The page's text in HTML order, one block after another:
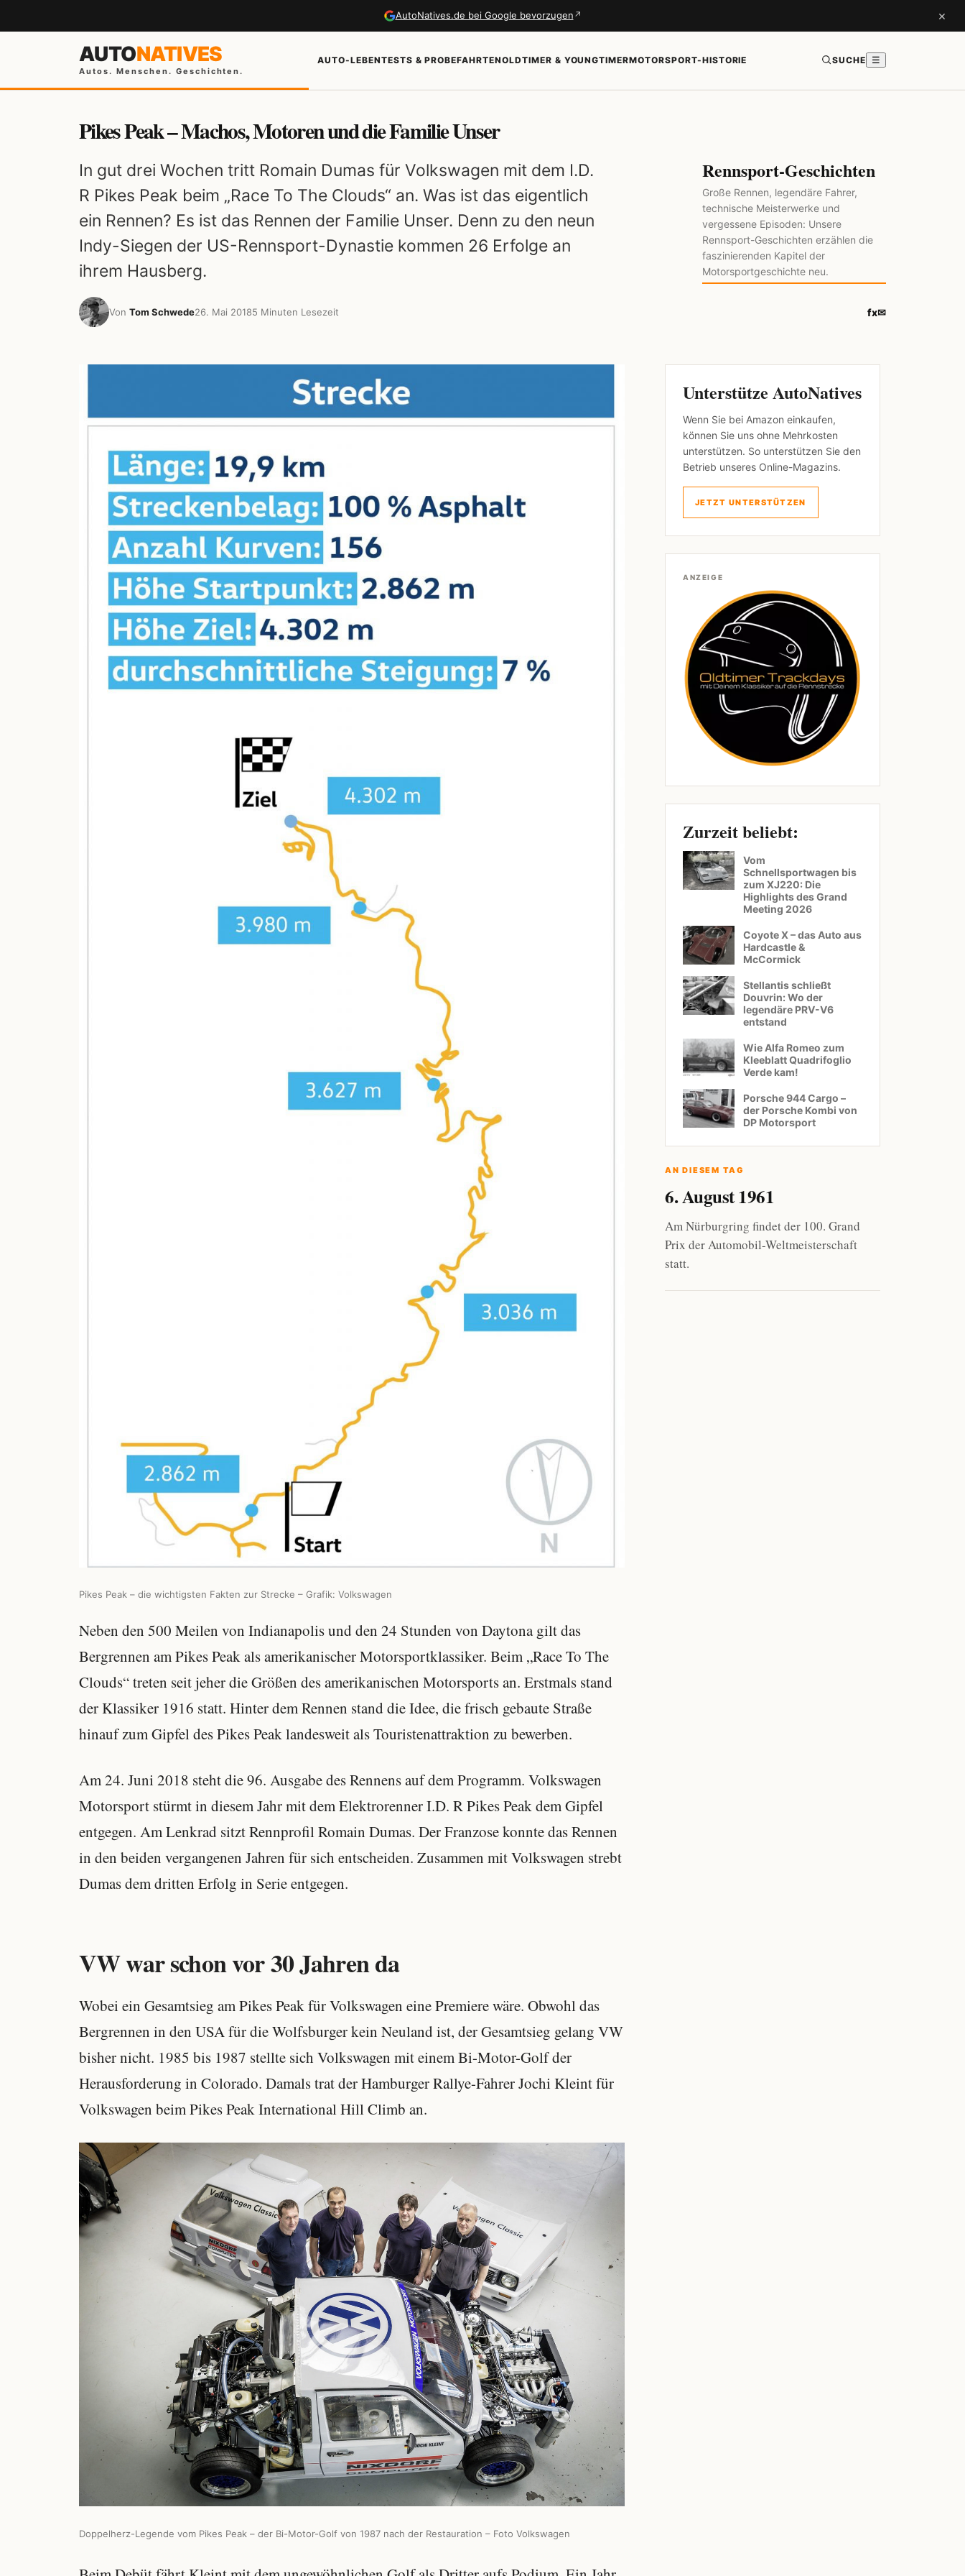
AutoNatives.de bei Google bevorzugen ↗ ×
AUTONATIVES
Autos. Menschen. Geschichten.
AUTO-LEBENTESTS & PROBEFAHRTENOLDTIMER & YOUNGTIMERMOTORSPORT-HISTORIE SUCHE ☰
Pikes Peak – Machos, Motoren und die Familie Unser
In gut drei Wochen tritt Romain Dumas für Volkswagen mit dem I.D.
R Pikes Peak beim „Race To The Clouds“ an. Was ist das eigentlich
ein Rennen? Es ist das Rennen der Familie Unser. Denn zu den neun
Indy-Siegen der US-Rennsport-Dynastie kommen 26 Erfolge an
ihrem Hausberg.
Rennsport-Geschichten
Große Rennen, legendäre Fahrer,
technische Meisterwerke und
vergessene Episoden: Unsere
Rennsport-Geschichten erzählen die
faszinierenden Kapitel der
Motorsportgeschichte neu.
Von Tom Schwede26. Mai 20185 Minuten Lesezeit fx✉
Pikes Peak – die wichtigsten Fakten zur Strecke – Grafik: Volkswagen
Neben den 500 Meilen von Indianapolis und den 24 Stunden von Daytona gilt das
Bergrennen am Pikes Peak als amerikanischer Motorsportklassiker. Beim „Race To The
Clouds“ treten seit jeher die Größen des amerikanischen Motorsports an. Erstmals stand
der Klassiker 1916 statt. Hinter dem Rennen stand die Idee, die frisch gebaute Straße
hinauf zum Gipfel des Pikes Peak landesweit als Touristenattraktion zu bewerben.
Am 24. Juni 2018 steht die 96. Ausgabe des Rennens auf dem Programm. Volkswagen
Motorsport stürmt in diesem Jahr mit dem Elektrorenner I.D. R Pikes Peak dem Gipfel
entgegen. Am Lenkrad sitzt Rennprofil Romain Dumas. Der Franzose konnte das Rennen
in den beiden vergangenen Jahren für sich entscheiden. Zusammen mit Volkswagen strebt
Dumas dem dritten Erfolg in Serie entgegen.
VW war schon vor 30 Jahren da
Wobei ein Gesamtsieg am Pikes Peak für Volkswagen eine Premiere wäre. Obwohl das
Bergrennen in den USA für die Wolfsburger kein Neuland ist, der Gesamtsieg gelang VW
bisher nicht. 1985 bis 1987 stellte sich Volkswagen mit einem Bi-Motor-Golf der
Herausforderung in Colorado. Damals trat der Hamburger Rallye-Fahrer Jochi Kleint für
Volkswagen beim Pikes Peak International Hill Climb an.
Doppelherz-Legende vom Pikes Peak – der Bi-Motor-Golf von 1987 nach der Restauration – Foto Volkswagen
Unterstütze AutoNatives
Wenn Sie bei Amazon einkaufen,
können Sie uns ohne Mehrkosten
unterstützen. So unterstützen Sie den
Betrieb unseres Online-Magazins.
JETZT UNTERSTÜTZEN
ANZEIGE
Zurzeit beliebt:
Vom
Schnellsportwagen bis
zum XJ220: Die
Highlights des Grand
Meeting 2026
Coyote X – das Auto aus
Hardcastle &
McCormick
Stellantis schließt
Douvrin: Wo der
legendäre PRV-V6
entstand
Wie Alfa Romeo zum
Kleeblatt Quadrifoglio
Verde kam!
Porsche 944 Cargo –
der Porsche Kombi von
DP Motorsport
AN DIESEM TAG
6. August 1961
Am Nürburgring findet der 100. Grand
Prix der Automobil-Weltmeisterschaft
statt.